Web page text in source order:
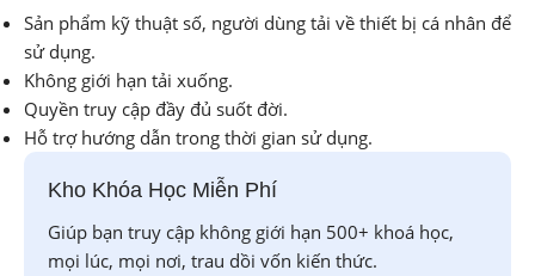
Sản phẩm kỹ thuật số, người dùng tải về thiết bị cá nhân để
sử dụng.
Không giới hạn tải xuống.
Quyền truy cập đầy đủ suốt đời.
Hỗ trợ hướng dẫn trong thời gian sử dụng.
Kho Khóa Học Miễn Phí
Giúp bạn truy cập không giới hạn 500+ khoá học,
mọi lúc, mọi nơi, trau dồi vốn kiến thức.